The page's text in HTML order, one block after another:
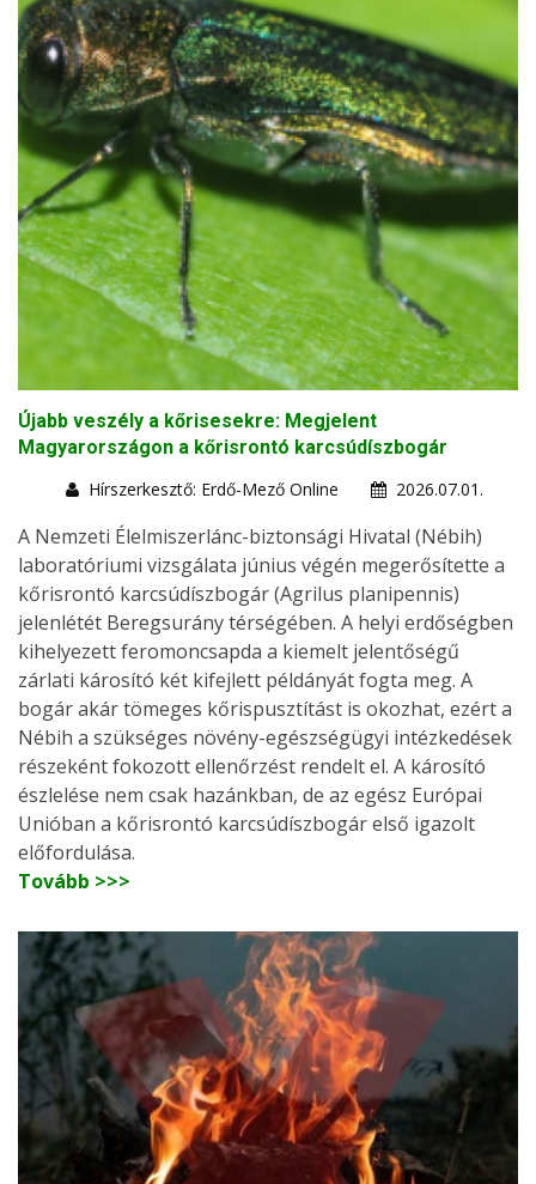
Újabb veszély a kőrisesekre: Megjelent
Magyarországon a kőrisrontó karcsúdíszbogár
Hírszerkesztő: Erdő-Mező Online
2026.07.01.
A Nemzeti Élelmiszerlánc-biztonsági Hivatal (Nébih)
laboratóriumi vizsgálata június végén megerősítette a
kőrisrontó karcsúdíszbogár (Agrilus planipennis)
jelenlétét Beregsurány térségében. A helyi erdőségben
kihelyezett feromoncsapda a kiemelt jelentőségű
zárlati károsító két kifejlett példányát fogta meg. A
bogár akár tömeges kőrispusztítást is okozhat, ezért a
Nébih a szükséges növény-egészségügyi intézkedések
részeként fokozott ellenőrzést rendelt el. A károsító
észlelése nem csak hazánkban, de az egész Európai
Unióban a kőrisrontó karcsúdíszbogár első igazolt
előfordulása.
Tovább >>>